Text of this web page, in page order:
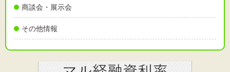
商談会・展示会
その他情報